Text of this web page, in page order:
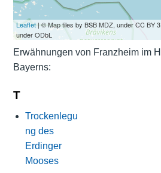
Leaflet| © Map tiles by BSB MDZ, under CC BY
under ODbL
Erwähnungen von Franzheim im
Bayerns:
T
Trockenlegu
ng des
Erdinger
Mooses